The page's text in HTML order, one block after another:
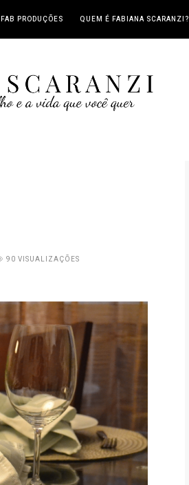
FAB PRODUÇÕES QUEM É FABIANA SCARANZI?
90 VISUALIZAÇÕES